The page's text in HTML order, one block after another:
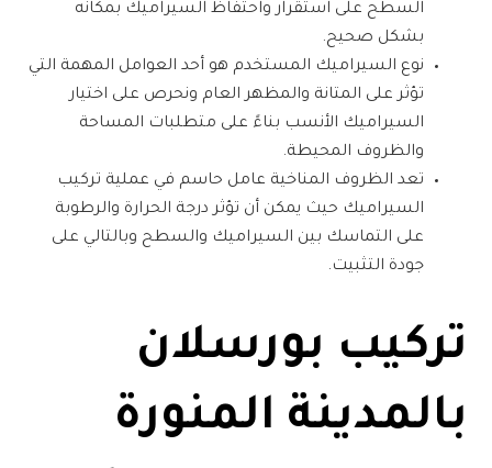
السطح على استقرار واحتفاظ السيراميك بمكانه
بشكل صحيح.
نوع السيراميك المستخدم هو أحد العوامل المهمة التي
تؤثر على المتانة والمظهر العام ونحرص على اختيار
السيراميك الأنسب بناءً على متطلبات المساحة
والظروف المحيطة.
تعد الظروف المناخية عامل حاسم في عملية تركيب
السيراميك حيث يمكن أن تؤثر درجة الحرارة والرطوبة
على التماسك بين السيراميك والسطح وبالتالي على
جودة التثبيت.
تركيب بورسلان
بالمدينة المنورة